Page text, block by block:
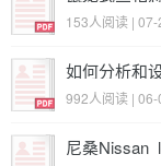
153人阅读 | 07-
如何分析和
992人阅读 | 06-
尼桑